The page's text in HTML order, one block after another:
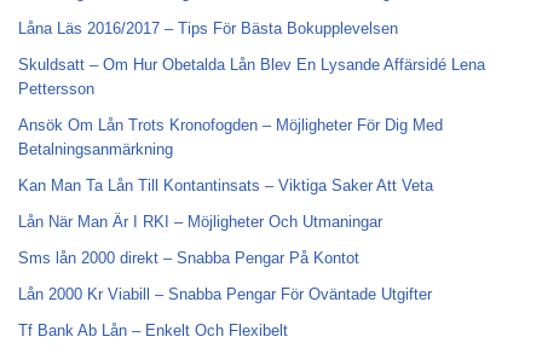
Låna Läs 2016/2017 – Tips För Bästa Bokupplevelsen
Skuldsatt – Om Hur Obetalda Lån Blev En Lysande Affärsidé Lena
Pettersson
Ansök Om Lån Trots Kronofogden – Möjligheter För Dig Med
Betalningsanmärkning
Kan Man Ta Lån Till Kontantinsats – Viktiga Saker Att Veta
Lån När Man Är I RKI – Möjligheter Och Utmaningar
Sms lån 2000 direkt – Snabba Pengar På Kontot
Lån 2000 Kr Viabill – Snabba Pengar För Oväntade Utgifter
Tf Bank Ab Lån – Enkelt Och Flexibelt